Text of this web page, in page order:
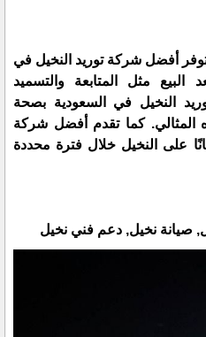
توفر أفضل شركة توريد النخيل في
مثل المتابعة والتسميد
النخيل في السعودية بصحة
المثالي. كما تقدم أفضل شركة
على النخيل خلال فترة محددة
صيانة نخيل, دعم فني نخيل